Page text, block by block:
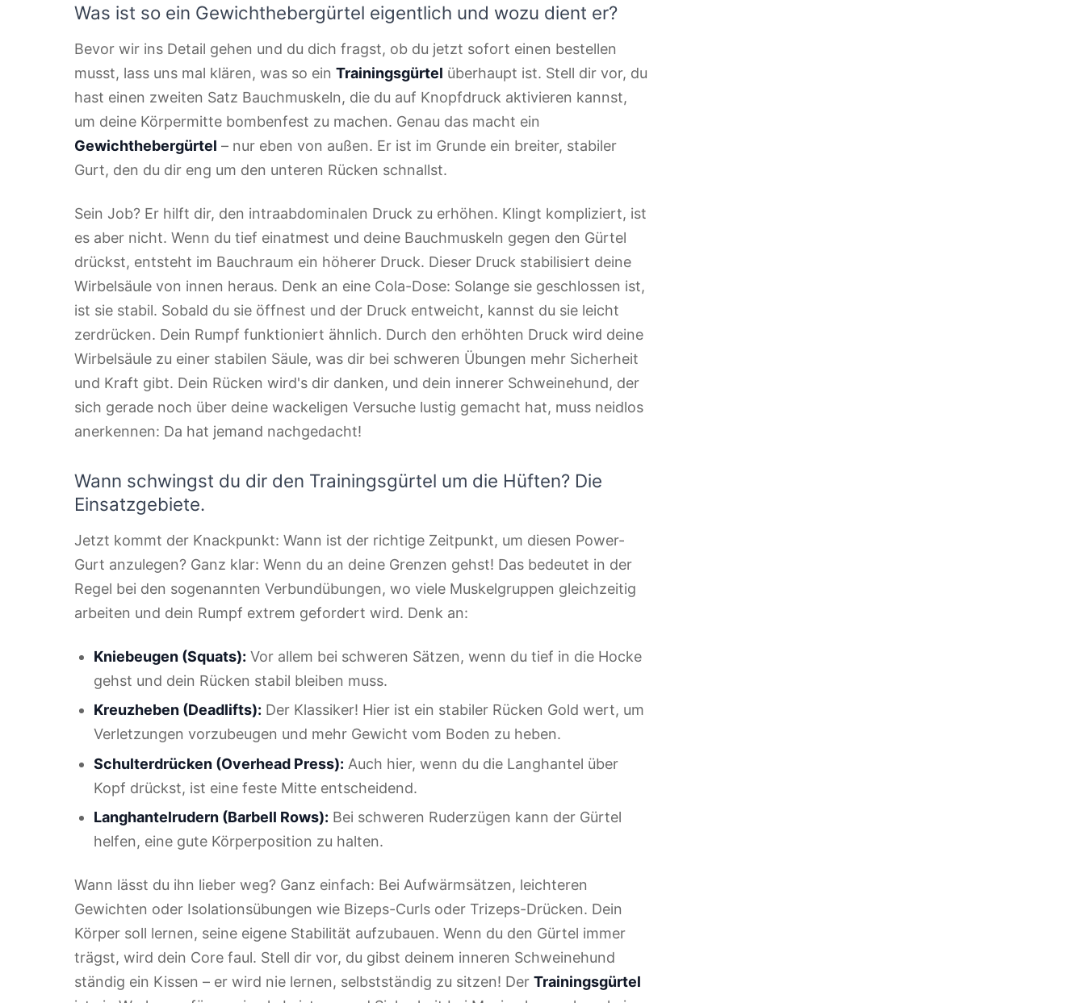
Was ist so ein Gewichthebergürtel eigentlich und wozu dient er?
Bevor wir ins Detail gehen und du dich fragst, ob du jetzt sofort einen bestellen
musst, lass uns mal klären, was so ein Trainingsgürtel überhaupt ist. Stell dir vor, du
hast einen zweiten Satz Bauchmuskeln, die du auf Knopfdruck aktivieren kannst,
um deine Körpermitte bombenfest zu machen. Genau das macht ein
Gewichthebergürtel – nur eben von außen. Er ist im Grunde ein breiter, stabiler
Gurt, den du dir eng um den unteren Rücken schnallst.
Sein Job? Er hilft dir, den intraabdominalen Druck zu erhöhen. Klingt kompliziert, ist
es aber nicht. Wenn du tief einatmest und deine Bauchmuskeln gegen den Gürtel
drückst, entsteht im Bauchraum ein höherer Druck. Dieser Druck stabilisiert deine
Wirbelsäule von innen heraus. Denk an eine Cola-Dose: Solange sie geschlossen ist,
ist sie stabil. Sobald du sie öffnest und der Druck entweicht, kannst du sie leicht
zerdrücken. Dein Rumpf funktioniert ähnlich. Durch den erhöhten Druck wird deine
Wirbelsäule zu einer stabilen Säule, was dir bei schweren Übungen mehr Sicherheit
und Kraft gibt. Dein Rücken wird's dir danken, und dein innerer Schweinehund, der
sich gerade noch über deine wackeligen Versuche lustig gemacht hat, muss neidlos
anerkennen: Da hat jemand nachgedacht!
Wann schwingst du dir den Trainingsgürtel um die Hüften? Die
Einsatzgebiete.
Jetzt kommt der Knackpunkt: Wann ist der richtige Zeitpunkt, um diesen Power-
Gurt anzulegen? Ganz klar: Wenn du an deine Grenzen gehst! Das bedeutet in der
Regel bei den sogenannten Verbundübungen, wo viele Muskelgruppen gleichzeitig
arbeiten und dein Rumpf extrem gefordert wird. Denk an:
Kniebeugen (Squats): Vor allem bei schweren Sätzen, wenn du tief in die Hocke
gehst und dein Rücken stabil bleiben muss.
Kreuzheben (Deadlifts): Der Klassiker! Hier ist ein stabiler Rücken Gold wert, um
Verletzungen vorzubeugen und mehr Gewicht vom Boden zu heben.
Schulterdrücken (Overhead Press): Auch hier, wenn du die Langhantel über
Kopf drückst, ist eine feste Mitte entscheidend.
Langhantelrudern (Barbell Rows): Bei schweren Ruderzügen kann der Gürtel
helfen, eine gute Körperposition zu halten.
Wann lässt du ihn lieber weg? Ganz einfach: Bei Aufwärmsätzen, leichteren
Gewichten oder Isolationsübungen wie Bizeps-Curls oder Trizeps-Drücken. Dein
Körper soll lernen, seine eigene Stabilität aufzubauen. Wenn du den Gürtel immer
trägst, wird dein Core faul. Stell dir vor, du gibst deinem inneren Schweinehund
ständig ein Kissen – er wird nie lernen, selbstständig zu sitzen! Der Trainingsgürtel